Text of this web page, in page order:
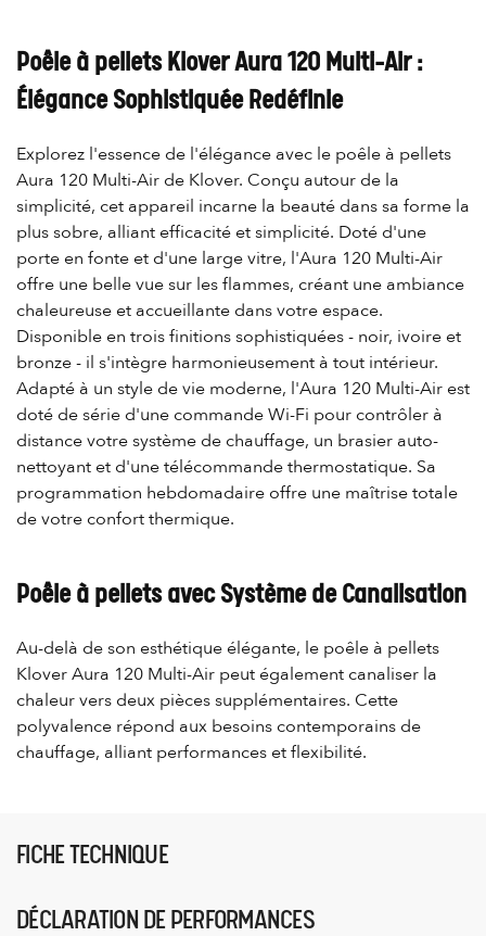
Poêle à pellets Klover Aura 120 Multi-Air :
Élégance Sophistiquée Redéfinie
Explorez l'essence de l'élégance avec le poêle à pellets
Aura 120 Multi-Air de Klover. Conçu autour de la
simplicité, cet appareil incarne la beauté dans sa forme la
plus sobre, alliant efficacité et simplicité. Doté d'une
porte en fonte et d'une large vitre, l'Aura 120 Multi-Air
offre une belle vue sur les flammes, créant une ambiance
chaleureuse et accueillante dans votre espace.
Disponible en trois finitions sophistiquées - noir, ivoire et
bronze - il s'intègre harmonieusement à tout intérieur.
Adapté à un style de vie moderne, l'Aura 120 Multi-Air est
doté de série d'une commande Wi-Fi pour contrôler à
distance votre système de chauffage, un brasier auto-
nettoyant et d'une télécommande thermostatique. Sa
programmation hebdomadaire offre une maîtrise totale
de votre confort thermique.
Poêle à pellets avec Système de Canalisation
Au-delà de son esthétique élégante, le poêle à pellets
Klover Aura 120 Multi-Air peut également canaliser la
chaleur vers deux pièces supplémentaires. Cette
polyvalence répond aux besoins contemporains de
chauffage, alliant performances et flexibilité.
FICHE TECHNIQUE
DÉCLARATION DE PERFORMANCES